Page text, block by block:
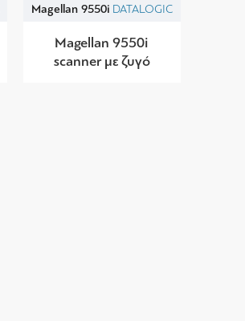
Magellan 9550i DATALOGIC
Magellan 9550i
scanner με ζυγό